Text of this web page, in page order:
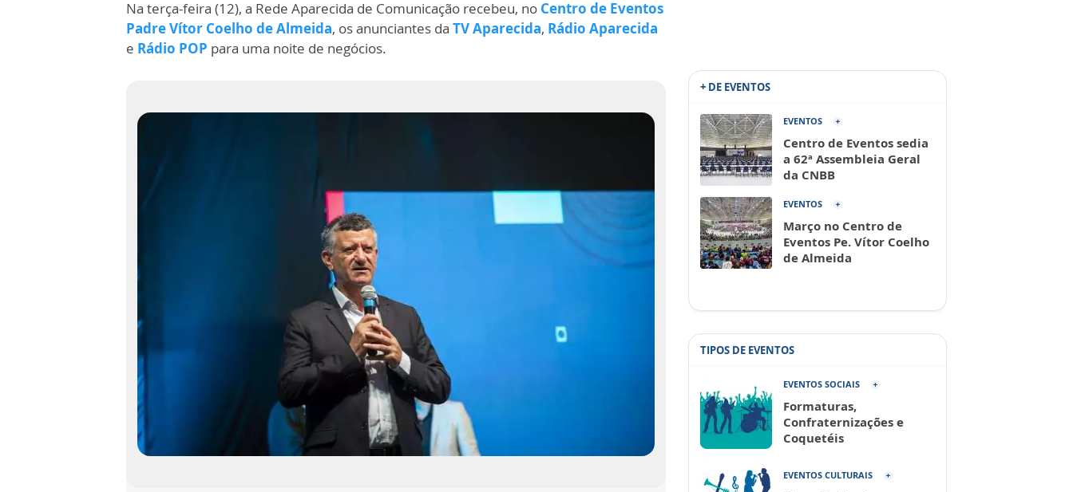
Na terça-feira (12), a Rede Aparecida de Comunicação recebeu, no Centro de Eventos
Padre Vítor Coelho de Almeida, os anunciantes da TV Aparecida, Rádio Aparecida
e Rádio POP para uma noite de negócios.
+ DE EVENTOS
EVENTOS
Centro de Eventos sedia
a 62ª Assembleia Geral
da CNBB
EVENTOS
Março no Centro de
Eventos Pe. Vítor Coelho
de Almeida
TIPOS DE EVENTOS
EVENTOS SOCIAIS
Formaturas,
Confraternizações e
Coquetéis
EVENTOS CULTURAIS